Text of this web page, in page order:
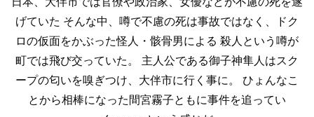
げていた そんな中、噂で不慮の死は事故ではなく、ドク
ロの仮面をかぶった怪人・骸骨男による 殺人という噂が
町では飛び交っていた。
主人公である御子神隼人はスク
ープの匂いを嗅ぎつけ、大伴市に行く事に。
ひょんなこ
とから相棒になった間宮霧子ともに事件を追ってい